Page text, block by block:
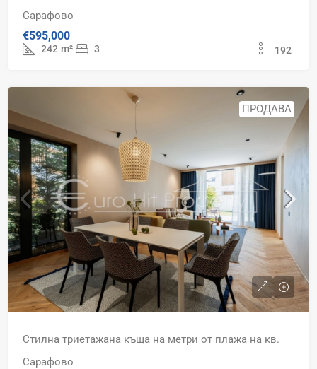
Сарафово
€595,000
242 m² 3 192
ПРОДАВА
Стилна триетажана къща на метри от плажа на кв.
Сарафово